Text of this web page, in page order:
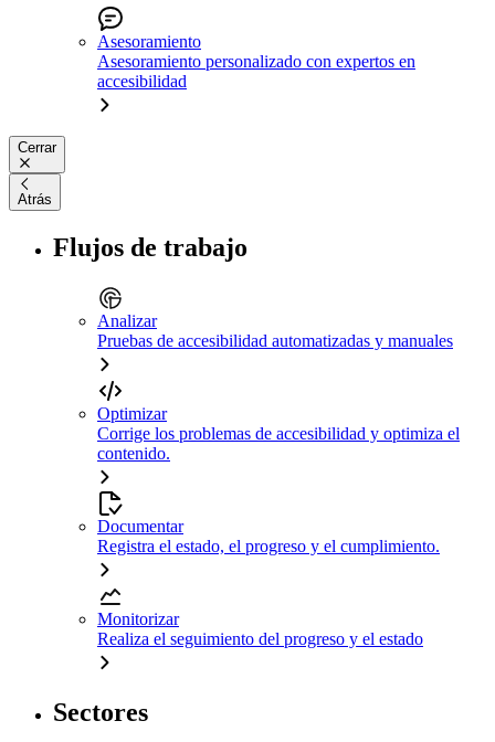
Asesoramiento
Asesoramiento personalizado con expertos en
accesibilidad
Cerrar
Atrás
Flujos de trabajo
Analizar
Pruebas de accesibilidad automatizadas y manuales
Optimizar
Corrige los problemas de accesibilidad y optimiza el
contenido.
Documentar
Registra el estado, el progreso y el cumplimiento.
Monitorizar
Realiza el seguimiento del progreso y el estado
Sectores